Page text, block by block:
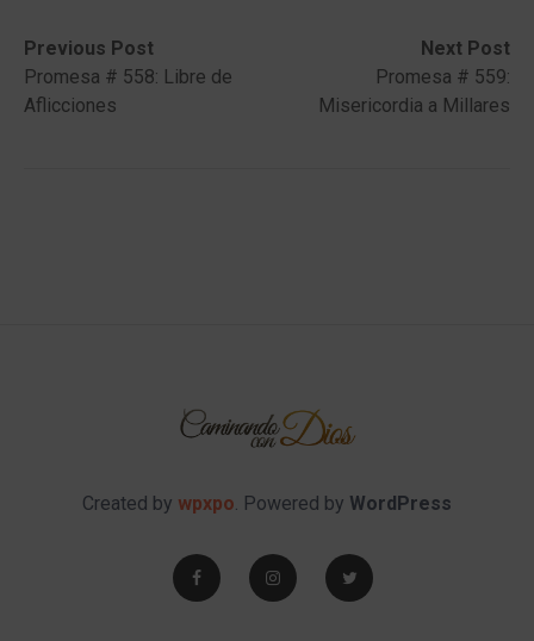
Post
navigation
Previous Post
Previous
post:Promesa # 558: Libre de
Aflicciones
Next Post
Next
post:
Promesa # 559:
Misericordia a Millares
Created by wpxpo. Powered by WordPress